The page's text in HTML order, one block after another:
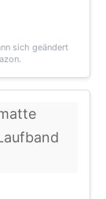
sich geändert